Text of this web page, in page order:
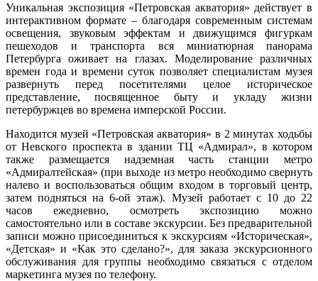
Уникальная экспозиция «Петровская акватория» действует в
интерактивном формате – благодаря современным системам
освещения, звуковым эффектам и движущимся фигуркам
пешеходов и транспорта вся миниатюрная панорама
Петербурга оживает на глазах. Моделирование различных
времен года и времени суток позволяет специалистам музея
развернуть перед посетителями целое историческое
представление, посвященное быту и укладу жизни
петербуржцев во времена имперской России.
Находится музей «Петровская акватория» в 2 минутах ходьбы
от Невского проспекта в здании ТЦ «Адмирал», в котором
также размещается надземная часть станции метро
«Адмиралтейская» (при выходе из метро необходимо свернуть
налево и воспользоваться общим входом в торговый центр,
затем подняться на 6-ой этаж). Музей работает с 10 до 22
часов ежедневно, осмотреть экспозицию можно
самостоятельно или в составе экскурсии. Без предварительной
записи можно присоединиться к экскурсиям «Историческая»,
«Детская» и «Как это сделано?», для заказа экскурсионного
обслуживания для группы необходимо связаться с отделом
маркетинга музея по телефону.